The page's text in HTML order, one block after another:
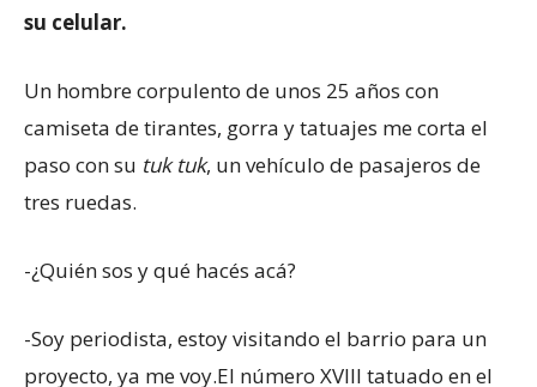
su celular.
Un hombre corpulento de unos 25 años con
camiseta de tirantes, gorra y tatuajes me corta el
paso con su tuk tuk, un vehículo de pasajeros de
tres ruedas.
-¿Quién sos y qué hacés acá?
-Soy periodista, estoy visitando el barrio para un
proyecto, ya me voy.El número XVIII tatuado en el